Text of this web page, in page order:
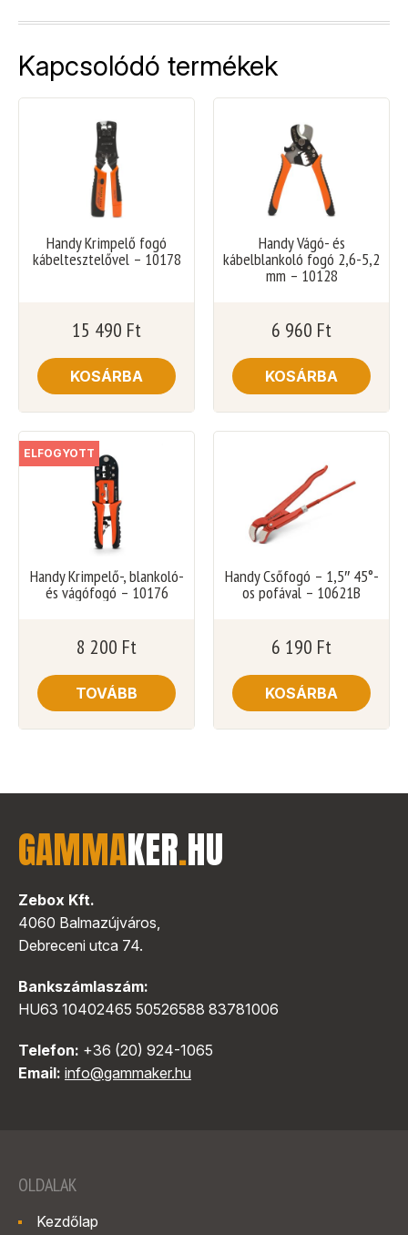
Kapcsolódó termékek
Handy Krimpelő fogó
kábeltesztelővel – 10178
15 490 Ft
KOSÁRBA
Handy Vágó- és
kábelblankoló fogó 2,6-5,2
mm – 10128
6 960 Ft
KOSÁRBA
ELFOGYOTT
Handy Krimpelő-, blankoló-
és vágófogó – 10176
8 200 Ft
TOVÁBB
Handy Csőfogó – 1,5″ 45°-
os pofával – 10621B
6 190 Ft
KOSÁRBA
GAMMAKER.HU
Zebox Kft.
4060 Balmazújváros,
Debreceni utca 74.
Bankszámlaszám:
HU63 10402465 50526588 83781006
Telefon: +36 (20) 924-1065
Email: info@gammaker.hu
OLDALAK
Kezdőlap